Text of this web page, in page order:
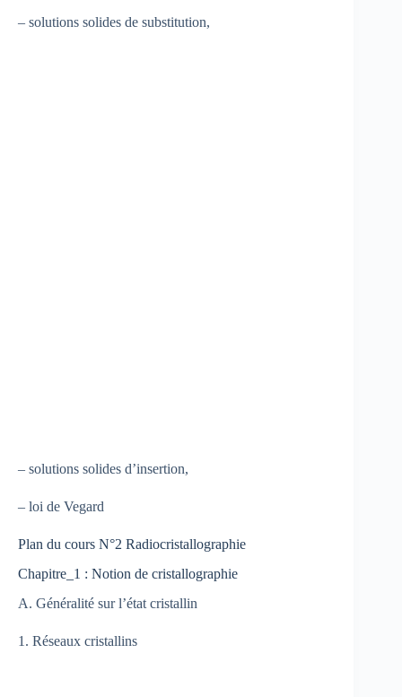
– solutions solides de substitution,
– solutions solides d’insertion,
– loi de Vegard
Plan du cours N°2 Radiocristallographie
Chapitre_1 : Notion de cristallographie
A. Généralité sur l’état cristallin
1. Réseaux cristallins